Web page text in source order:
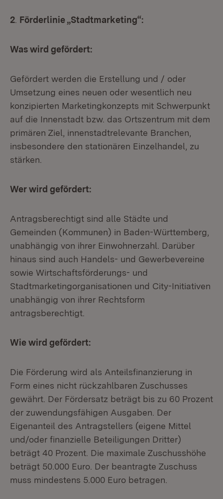
2 Förderlinie „Stadtmarketing“:
Was wird gefördert:
Gefördert werden die Erstellung und / oder
Umsetzung eines neuen oder wesentlich neu
konzipierten Marketingkonzepts mit Schwerpunkt
auf die Innenstadt bzw. das Ortszentrum mit dem
primären Ziel, innenstadtrelevante Branchen,
insbesondere den stationären Einzelhandel, zu
stärken.
Wer wird gefördert:
Antragsberechtigt sind alle Städte und
Gemeinden (Kommunen) in Baden-Württemberg,
unabhängig von ihrer Einwohnerzahl. Darüber
hinaus sind auch Handels- und Gewerbevereine
sowie Wirtschaftsförderungs- und
Stadtmarketingorganisationen und City-Initiativen
unabhängig von ihrer Rechtsform
antragsberechtigt.
Wie wird gefördert:
Die Förderung wird als Anteilsfinanzierung in
Form eines nicht rückzahlbaren Zuschusses
gewährt. Der Fördersatz beträgt bis zu 60 Prozent
der zuwendungsfähigen Ausgaben. Der
Eigenanteil des Antragstellers (eigene Mittel
und/oder finanzielle Beteiligungen Dritter)
beträgt 40 Prozent. Die maximale Zuschusshöhe
beträgt 50.000 Euro. Der beantragte Zuschuss
muss mindestens 5.000 Euro betragen.